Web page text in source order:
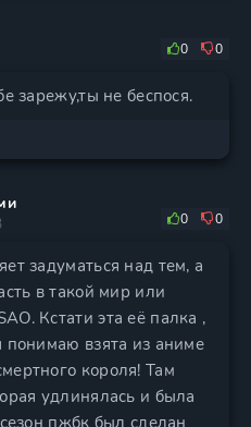
0 0
зарежу,ты не беспося.
0 0
задуматься над тем, а
в такой мир или
Кстати эта её палка ,
понимаю взята из аниме
короля! Там
удлинялась и была